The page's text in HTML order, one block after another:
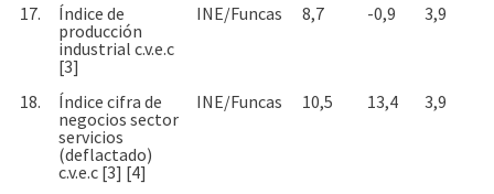
17.
Índice de
producción
industrial c.v.e.c
[3]
INE/Funcas 8,7 -0,9 3,9
18.
Índice cifra de
negocios sector
servicios
(deflactado)
c.v.e.c [3] [4]
INE/Funcas 10,5 13,4 3,9